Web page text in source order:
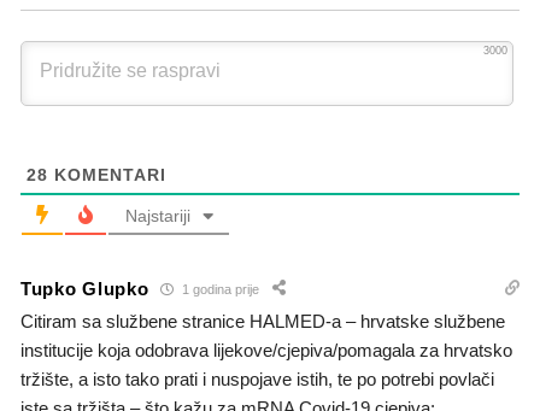
3000
28 KOMENTARI
Najstariji
Tupko Glupko 1 godina prije
Citiram sa službene stranice HALMED-a – hrvatske službene
institucije koja odobrava lijekove/cjepiva/pomagala za hrvatsko
tržište, a isto tako prati i nuspojave istih, te po potrebi povlači